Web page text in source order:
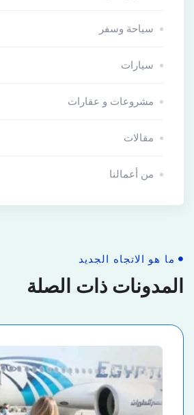
سياحة وسفر
سيارات
مشروعات و عقارات
مقالات
من أعمالنا
ما هو الاتجاه الجديد
المدونات ذات الصلة